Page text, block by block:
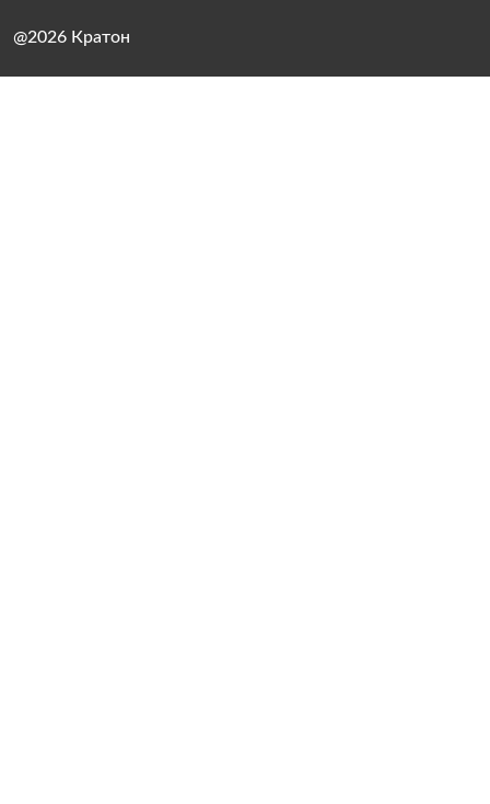
@2026 Кратон